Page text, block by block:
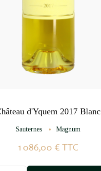
d'Yquem 2017 Blanc
Sauternes Magnum
1 086,00 €TTC